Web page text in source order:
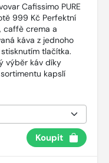
Cafissimo PURE
999 Kč Perfektní
caffè crema a
káva z jednoho
tlačítka.
výběr káv díky
kapslí
Koupit